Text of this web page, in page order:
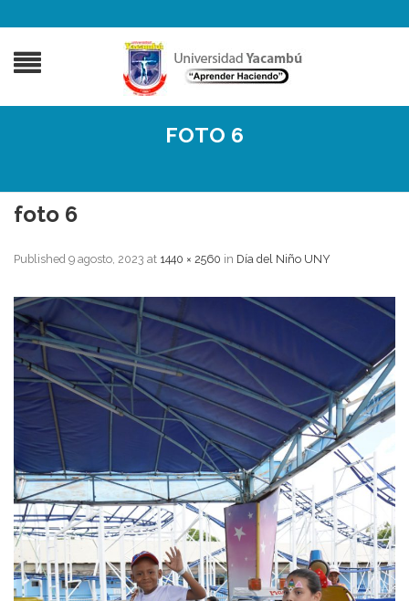
FOTO 6
foto 6
Published 9 agosto, 2023 at 1440 × 2560 in Día del Niño UNY